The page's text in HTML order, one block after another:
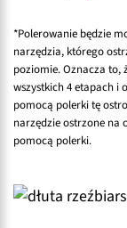
*Polerowanie będzie
narzędzia, którego
poziomie. Oznacza to,
wszystkich 4 etapach i
pomocą polerki tę
narzędzie ostrzone na
pomocą polerki.